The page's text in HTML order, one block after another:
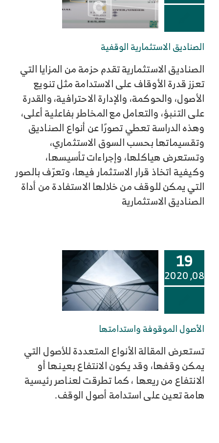
الصناديق الاستثمارية الوقفية
الصناديق الاستثمارية تقدم حزمة من المزايا التي
تعزز قدرة الأوقاف على الاستدامة مثل تنويع
الأصول، والحوكمة، والإدارة الاحترافية، والقدرة
على التنبؤ، والتعامل مع المخاطر بفاعلية أعلى،
وهذه الدراسة تعطي تصورًا عن أنواع الصناديق
وتقسيماتها بحسب السوق الاستثماري،
وتستعرض هياكلها، وإجراءات تأسيسها،
وكيفية اتخاذ قرار الاستثمار فيها، وتعرّف بالصور
التي يمكن للوقف من خلالها الاستفادة من أداة
الصناديق الاستثمارية
19
08, 2020
الأصول الموقوفة واستدامتها
تستعرض المقالة الأنواع المتعددة للأصول التي
يمكن وقفها، وقد يكون الانتفاع بعينها أو
الانتفاع من ريعها ، كما تطرقت لعناصر رئيسية
هامة تعين على استدامة أصول الوقف.